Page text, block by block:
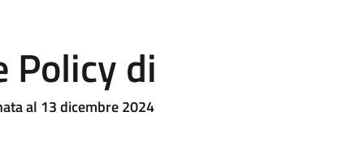
Policy di
al 13 dicembre 2024